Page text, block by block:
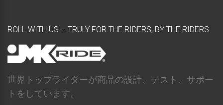
ROLL WITH US – TRULY FOR THE RIDERS, BY THE RIDERS
世界トップライダーが商品の設計、テスト、サポー
トをしています。